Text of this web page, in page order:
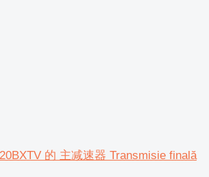
的 主减速器 Transmisie finală